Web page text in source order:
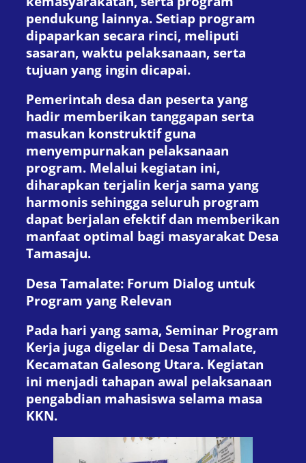
pendukung lainnya. Setiap program
dipaparkan secara rinci, meliputi
sasaran, waktu pelaksanaan, serta
tujuan yang ingin dicapai.
Pemerintah desa dan peserta yang
hadir memberikan tanggapan serta
masukan konstruktif guna
menyempurnakan pelaksanaan
program. Melalui kegiatan ini,
diharapkan terjalin kerja sama yang
harmonis sehingga seluruh program
dapat berjalan efektif dan memberikan
manfaat optimal bagi masyarakat Desa
Tamasaju.
Desa Tamalate: Forum Dialog untuk
Program yang Relevan
Pada hari yang sama, Seminar Program
Kerja juga digelar di Desa Tamalate,
Kecamatan Galesong Utara. Kegiatan
ini menjadi tahapan awal pelaksanaan
pengabdian mahasiswa selama masa
KKN.